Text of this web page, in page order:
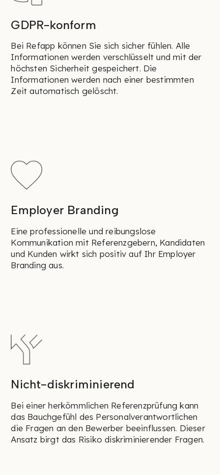
GDPR-konform
Bei Refapp können Sie sich sicher fühlen. Alle
Informationen werden verschlüsselt und mit der
höchsten Sicherheit gespeichert. Die
Informationen werden nach einer bestimmten
Zeit automatisch gelöscht.
Employer Branding
Eine professionelle und reibungslose
Kommunikation mit Referenzgebern, Kandidaten
und Kunden wirkt sich positiv auf Ihr Employer
Branding aus.
Nicht-diskriminierend
Bei einer herkömmlichen Referenzprüfung kann
das Bauchgefühl des Personalverantwortlichen
die Fragen an den Bewerber beeinflussen. Dieser
Ansatz birgt das Risiko diskriminierender Fragen.